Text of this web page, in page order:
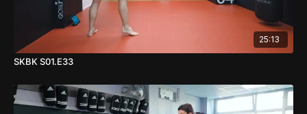
25:13
SKBK S01.E33